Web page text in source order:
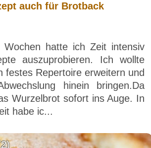
auch für Brotback
hatte ich Zeit intensiv
auszuprobieren. Ich wollte
festes Repertoire erweitern und
hinein bringen.Da
Wurzelbrot sofort ins Auge. In
habe ic...